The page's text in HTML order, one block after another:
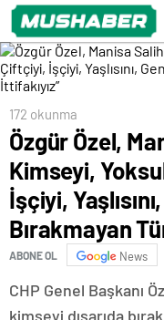
Gencini Dışarıda
İttifakıyız”
172 okunma
Özgür Özel,
Kimseyi,
İşçiyi,
Bırakmayan
ABONE OL News
CHP Genel Başkanı
kimseyi dışarıda